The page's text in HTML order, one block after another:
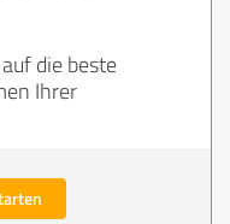
die beste
Ihrer